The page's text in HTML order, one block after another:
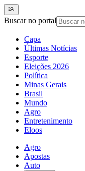
Buscar no portal
Capa
Últimas Notícias
Esporte
Eleições 2026
Política
Minas Gerais
Brasil
Mundo
Agro
Entretenimento
Eloos
Agro
Apostas
Auto